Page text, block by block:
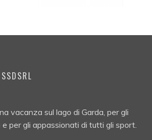
vacanza sul lago di Garda, per gli
per gli appassionati di tutti gli sport.